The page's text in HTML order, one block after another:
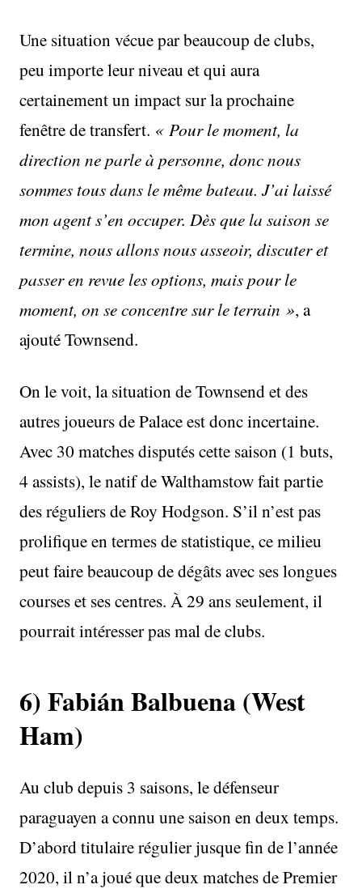
Une situation vécue par beaucoup de clubs,
peu importe leur niveau et qui aura
certainement un impact sur la prochaine
fenêtre de transfert. « Pour le moment, la
direction ne parle à personne, donc nous
sommes tous dans le même bateau. J’ai laissé
mon agent s’en occuper. Dès que la saison se
termine, nous allons nous asseoir, discuter et
passer en revue les options, mais pour le
moment, on se concentre sur le terrain », a
ajouté Townsend.
On le voit, la situation de Townsend et des
autres joueurs de Palace est donc incertaine.
Avec 30 matches disputés cette saison (1 buts,
4 assists), le natif de Walthamstow fait partie
des réguliers de Roy Hodgson. S’il n’est pas
prolifique en termes de statistique, ce milieu
peut faire beaucoup de dégâts avec ses longues
courses et ses centres. À 29 ans seulement, il
pourrait intéresser pas mal de clubs.
6) Fabián Balbuena (West
Ham)
Au club depuis 3 saisons, le défenseur
paraguayen a connu une saison en deux temps.
D’abord titulaire régulier jusque fin de l’année
2020, il n’a joué que deux matches de Premier